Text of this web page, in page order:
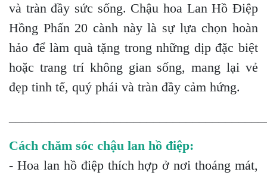
và tràn đầy sức sống. Chậu hoa Lan Hồ Điệp
Hồng Phấn 20 cành này là sự lựa chọn hoàn
hảo để làm quà tặng trong những dịp đặc biệt
hoặc trang trí không gian sống, mang lại vẻ
đẹp tinh tế, quý phái và tràn đầy cảm hứng.
Cách chăm sóc chậu lan hồ điệp:
- Hoa lan hồ điệp thích hợp ở nơi thoáng mát,